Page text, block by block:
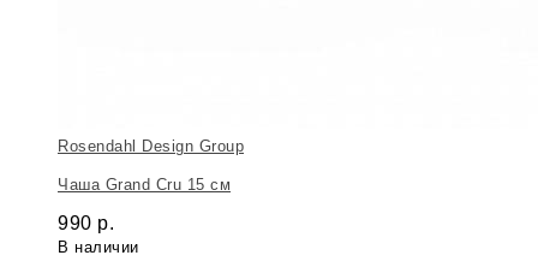
Rosendahl Design Group
Чаша Grand Cru 15 см
990 р.
В наличии